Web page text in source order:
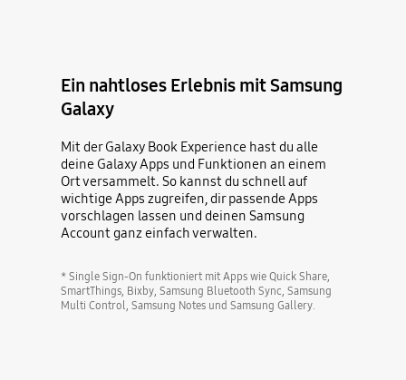
Ein nahtloses Erlebnis mit Samsung
Galaxy
Mit der Galaxy Book Experience hast du alle
deine Galaxy Apps und Funktionen an einem
Ort versammelt. So kannst du schnell auf
wichtige Apps zugreifen, dir passende Apps
vorschlagen lassen und deinen Samsung
Account ganz einfach verwalten.
* Single Sign-On funktioniert mit Apps wie Quick Share,
SmartThings, Bixby, Samsung Bluetooth Sync, Samsung
Multi Control, Samsung Notes und Samsung Gallery.